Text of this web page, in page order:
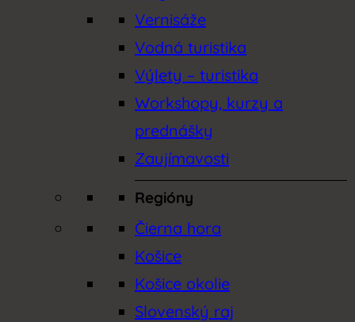
Vernisáže
Vodná turistika
Výlety – turistika
Workshopy, kurzy a
prednášky
Zaujímavosti
Regióny
Čierna hora
Košice
Košice okolie
Slovenský raj